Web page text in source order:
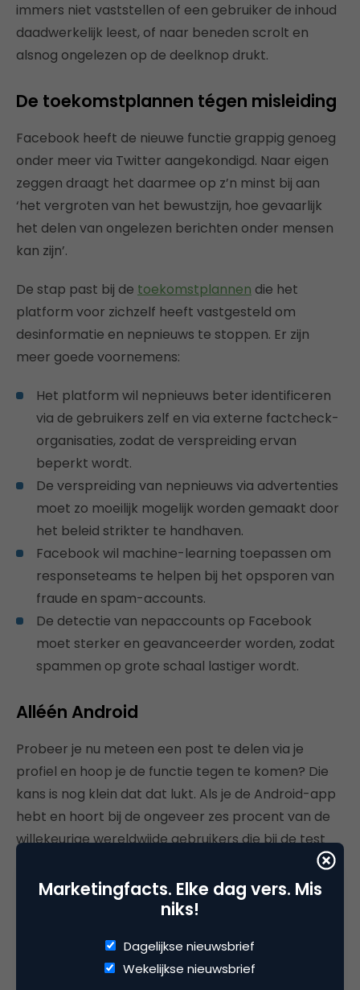
immers niet vaststellen of een gebruiker de inhoud
daadwerkelijk leest, of naar beneden scrolt en
alsnog ongelezen op de deelknop drukt.
De toekomstplannen tégen misleiding
Facebook heeft de nieuwe functie grappig genoeg
onder meer via Twitter aangekondigd. Naar eigen
zeggen draagt het daarmee op z’n minst bij aan
‘het vergroten van het bewustzijn, hoe gevaarlijk
het delen van ongelezen berichten onder mensen
kan zijn’.
De stap past bij de toekomstplannen die het
platform voor zichzelf heeft vastgesteld om
desinformatie en nepnieuws te stoppen. Er zijn
meer goede voornemens:
Het platform wil nepnieuws beter identificeren
via de gebruikers zelf en via externe factcheck-
organisaties, zodat de verspreiding ervan
beperkt wordt.
De verspreiding van nepnieuws via advertenties
moet zo moeilijk mogelijk worden gemaakt door
het beleid strikter te handhaven.
Facebook wil machine-learning toepassen om
responseteams te helpen bij het opsporen van
fraude en spam-accounts.
De detectie van nepaccounts op Facebook
moet sterker en geavanceerder worden, zodat
spammen op grote schaal lastiger wordt.
Alléén Android
Probeer je nu meteen een post te delen via je
profiel en hoop je de functie tegen te komen? Die
kans is nog klein dat dat lukt. Als je de Android-app
hebt en hoort bij de ongeveer zes procent van de
willekeurige wereldwijde gebruikers die bij de test
De overige gebruikers en iedereen met een Apple
zonder enige tussenkomst van Facebook. Twitter
begon in juni vorig jaar zijnvergelijkbare functie
Marketingfacts. Elke dag vers. Mis
niks!
Dagelijkse nieuwsbrief
Wekelijkse nieuwsbrief